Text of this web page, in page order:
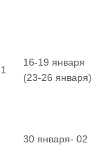
1
16-19 января
(23-26 января)
30 января- 02